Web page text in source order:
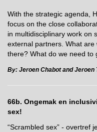
With the strategic agenda,
focus on the close
in multidisciplinary work on
external partners. What
there? What do we need to
By: Jeroen Chabot and
66b. Ongemak en
sex!
“Scrambled sex” - overtref